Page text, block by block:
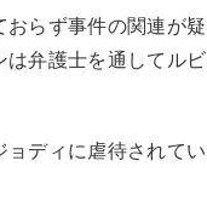
らず事件の関連が疑
弁護士を通してルビ
ディに虐待されてい